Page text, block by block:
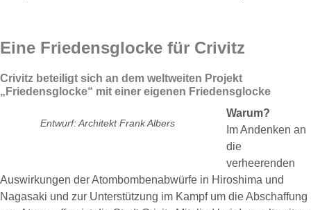
Eine Friedensglocke für Crivitz
Crivitz beteiligt sich an dem weltweiten Projekt
„Friedensglocke“ mit einer eigenen Friedensglocke
Entwurf: Architekt Frank Albers
Warum?
Im Andenken an
die
verheerenden
Auswirkungen der Atombombenabwürfe in Hiroshima und
Nagasaki und zur Unterstützung im Kampf um die Abschaffung